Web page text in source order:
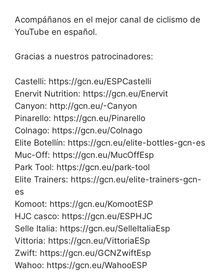
Acompáñanos en el mejor canal de ciclismo de
YouTube en español.
Gracias a nuestros patrocinadores:
Castelli: https://gcn.eu/ESPCastelli
Enervit Nutrition: https://gcn.eu/Enervit
Canyon: http://gcn.eu/-Canyon
Pinarello: https://gcn.eu/Pinarello
Colnago: https://gcn.eu/Colnago
Elite Botellín: https://gcn.eu/elite-bottles-gcn-es
Muc-Off: https://gcn.eu/MucOffEsp
Park Tool: https://gcn.eu/park-tool
Elite Trainers: https://gcn.eu/elite-trainers-gcn-
es
Komoot: https://gcn.eu/KomootESP
HJC casco: https://gcn.eu/ESPHJC
Selle Italia: https://gcn.eu/SelleItaliaEsp
Vittoria: https://gcn.eu/VittoriaESp
Zwift: https://gcn.eu/GCNZwiftEsp
Wahoo: https://gcn.eu/WahooESP